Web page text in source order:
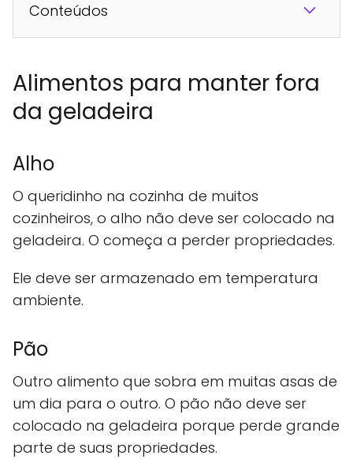
Conteúdos
Alimentos para manter fora
da geladeira
Alho
O queridinho na cozinha de muitos
cozinheiros, o alho não deve ser colocado na
geladeira. O começa a perder propriedades.
Ele deve ser armazenado em temperatura
ambiente.
Pão
Outro alimento que sobra em muitas asas de
um dia para o outro. O pão não deve ser
colocado na geladeira porque perde grande
parte de suas propriedades.